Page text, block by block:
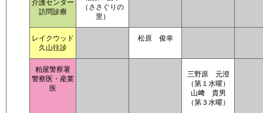
介護センター
訪問診療
（ささぐりの
里）
レイクウッド
久山往診
松原 俊幸
粕屋警察署
警察医・産業
医
三野原 元澄
（第１水曜）
山﨑 貴男
（第３水曜）